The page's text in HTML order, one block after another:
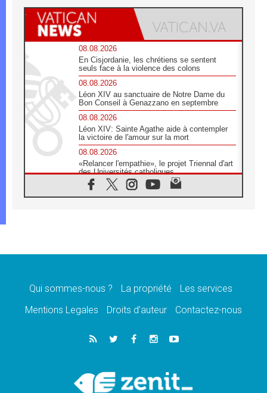
08.08.2026
En Cisjordanie, les chrétiens se sentent
seuls face à la violence des colons
08.08.2026
Léon XIV au sanctuaire de Notre Dame du
Bon Conseil à Genazzano en septembre
08.08.2026
Léon XIV: Sainte Agathe aide à contempler
la victoire de l'amour sur la mort
08.08.2026
«Relancer l'empathie», le projet Triennal d'art
des Universités catholiques
08.08.2026
Signis 2026, donner la parole aux religieuses
07.08.2026
07.08.2026
de l'Assomption et mémoire nationale
«La paix commence par l'empathie» estime
le cardinal Parolin
En Colombie, «la paix ne s'achète pas avec
une signature»
Qui sommes-nous ? La propriété
Les services
Mentions Legales
Droits d’auteur Contactez-nous